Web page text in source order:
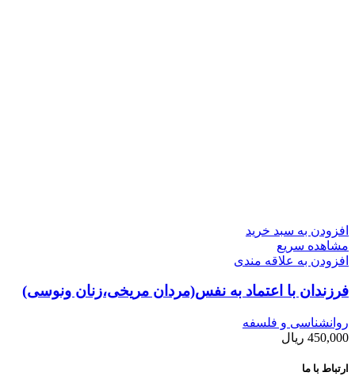
افزودن به سبد خرید
مشاهده سریع
افزودن به علاقه مندی
فرزندان با اعتماد به نفس(مردان مریخی،زنان ونوسی)
روانشناسی و فلسفه
450,000 ریال
ارتباط با ما